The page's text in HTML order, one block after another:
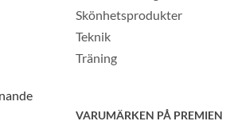
Skönhetsprodukter
Teknik
Träning
VARUMÄRKEN PÅ PREMIEN